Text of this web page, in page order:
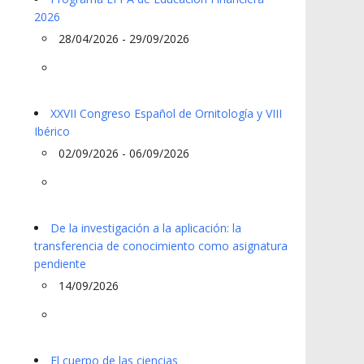
2026
28/04/2026 - 29/09/2026
XXVII Congreso Español de Ornitología y VIII
Ibérico
02/09/2026 - 06/09/2026
De la investigación a la aplicación: la
transferencia de conocimiento como asignatura
pendiente
14/09/2026
El cuerpo de las ciencias